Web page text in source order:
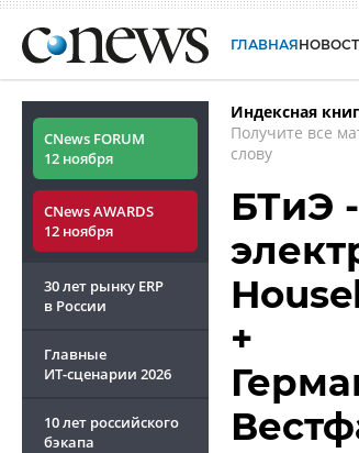
ГЛАВНАЯ
CNews FORUM
12 ноября
CNews AWARDS
12 ноября
30 лет рынку ERP
в России
Главные
ИТ-сценарии 2026
10 лет российского
бэкапа
Индексная
Получите все
слову
БТиЭ
+